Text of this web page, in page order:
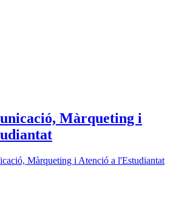
Màrqueting i
Màrqueting i Atenció a l'Estudiantat